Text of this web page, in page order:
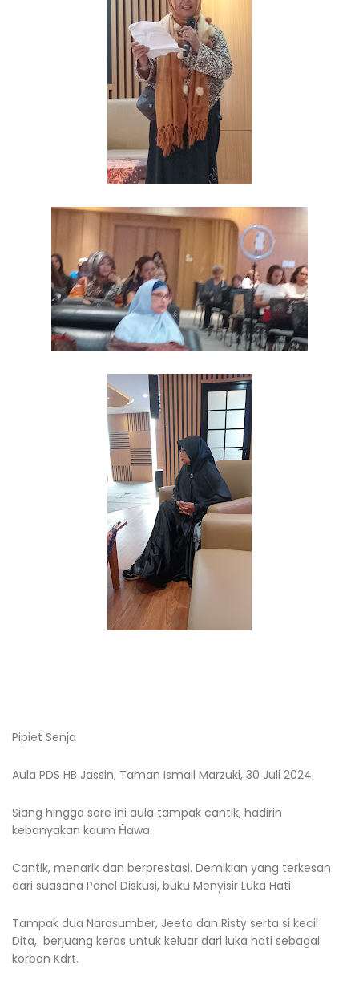
Pipiet Senja
Aula PDS HB Jassin, Taman Ismail Marzuki, 30 Juli 2024.
Siang hingga sore ini aula tampak cantik, hadirin
kebanyakan kaum Ĥawa.
Cantik, menarik dan berprestasi. Demikian yang terkesan
dari suasana Panel Diskusi, buku Menyisir Luka Hati.
Tampak dua Narasumber, Jeeta dan Risty serta si kecil
Dita, berjuang keras untuk keluar dari luka hati sebagai
korban Kdrt.